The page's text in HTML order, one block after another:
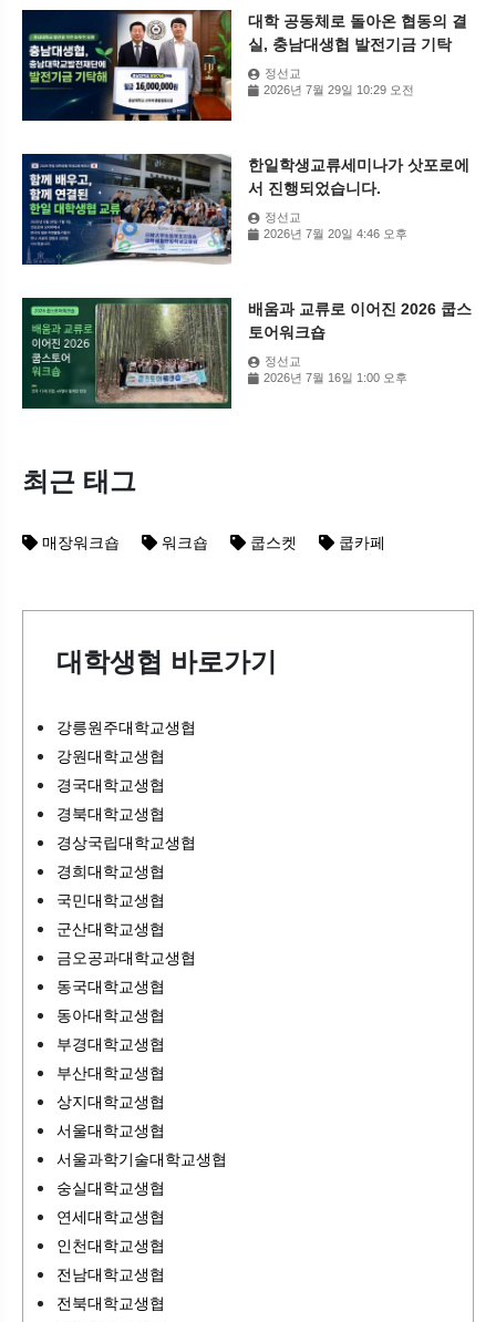
대학 공동체로 돌아온 협동의 결
실, 충남대생협 발전기금 기탁
정선교
2026년 7월 29일 10:29 오전
한일학생교류세미나가 삿포로에
서 진행되었습니다.
정선교
2026년 7월 20일 4:46 오후
배움과 교류로 이어진 2026 쿱스
토어워크숍
정선교
2026년 7월 16일 1:00 오후
최근 태그
매장워크숍 워크숍 쿱스켓 쿱카페
대학생협 바로가기
강릉원주대학교생협
강원대학교생협
경국대학교생협
경북대학교생협
경상국립대학교생협
경희대학교생협
국민대학교생협
군산대학교생협
금오공과대학교생협
동국대학교생협
동아대학교생협
부경대학교생협
부산대학교생협
상지대학교생협
서울대학교생협
서울과학기술대학교생협
숭실대학교생협
연세대학교생협
인천대학교생협
전남대학교생협
전북대학교생협